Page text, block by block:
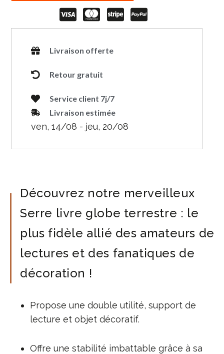
Livraison offerte
Retour gratuit
Service client 7j/7
Livraison estimée
ven, 14/08 - jeu, 20/08
Découvrez notre merveilleux
Serre livre globe terrestre : le
plus fidèle allié des amateurs de
lectures et des fanatiques de
décoration !
Propose une double utilité, support de
lecture et objet décoratif.
Offre une stabilité imbattable grâce à sa